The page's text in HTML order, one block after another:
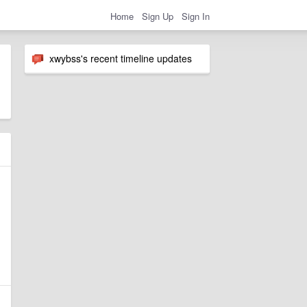
Home Sign Up Sign In
xwybss's recent timeline updates